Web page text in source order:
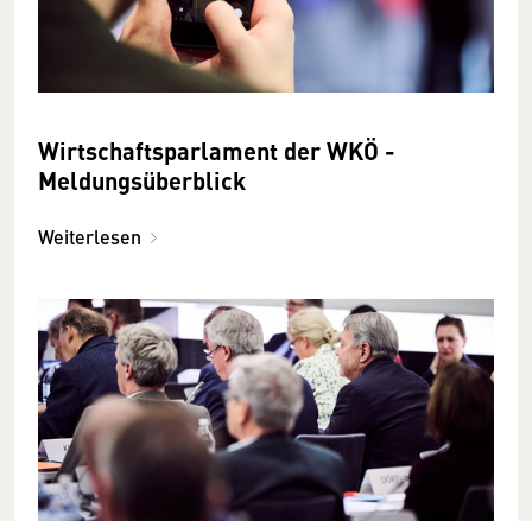
Wirtschaftsparlament der WKÖ -
Meldungsüberblick
Weiterlesen